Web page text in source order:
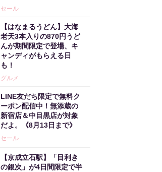
セール
【はなまるうどん】大海
老天3本入りの870円うど
んが期間限定で登場、キ
ャンディがもらえる日
も！
グルメ
LINE友だち限定で無料ク
ーポン配信中！無添蔵の
新宿店＆中目黒店が対象
だよ。《8月13日まで》
セール
【京成立石駅】「目利き
の銀次」が4日間限定で半